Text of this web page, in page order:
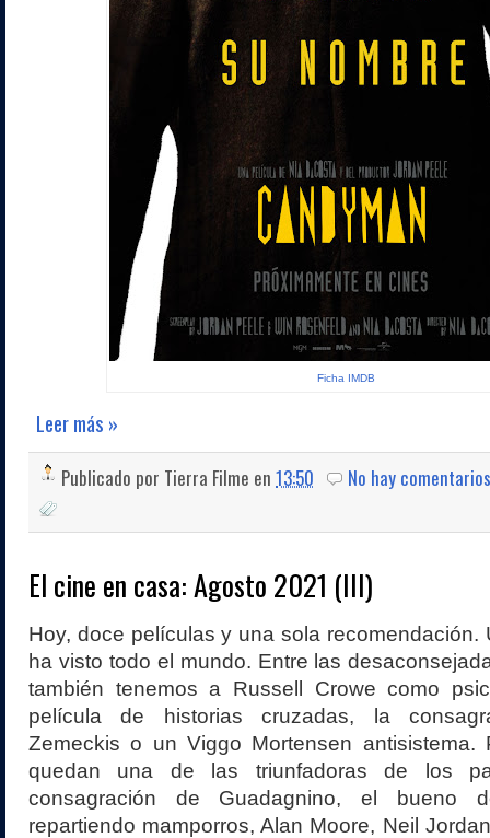
Ficha IMDB
Leer más »
Publicado por Tierra Filme en 13:50 No hay
El cine en casa: Agosto 2021 (III)
Hoy, doce películas y una sola recomendación.
ha visto todo el mundo. Entre las
también tenemos a Russell Crowe como
película de historias cruzadas, la
Zemeckis o un Viggo Mortensen antisistema.
quedan una de las triunfadoras de los
consagración de Guadagnino, el bueno
repartiendo mamporros, Alan Moore, Neil